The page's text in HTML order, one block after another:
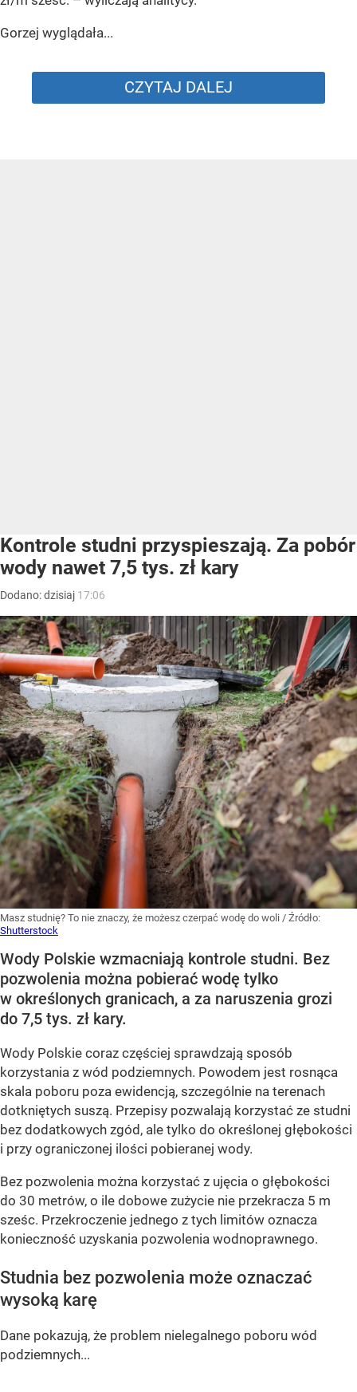
Gorzej wyglądała...
CZYTAJ DALEJ
Kontrole studni przyspieszają. Za pobór
wody nawet 7,5 tys. zł kary
Dodano:dzisiaj 17:06
Masz studnię? To nie znaczy, że możesz czerpać wodę do woli / Źródło:
Shutterstock
Wody Polskie wzmacniają kontrole studni. Bez
pozwolenia można pobierać wodę tylko
w określonych granicach, a za naruszenia grozi
do 7,5 tys. zł kary.
Wody Polskie coraz częściej sprawdzają sposób
korzystania z wód podziemnych. Powodem jest rosnąca
skala poboru poza ewidencją, szczególnie na terenach
dotkniętych suszą. Przepisy pozwalają korzystać ze studni
bez dodatkowych zgód, ale tylko do określonej głębokości
i przy ograniczonej ilości pobieranej wody.
Bez pozwolenia można korzystać z ujęcia o głębokości
do 30 metrów, o ile dobowe zużycie nie przekracza 5 m
sześc. Przekroczenie jednego z tych limitów oznacza
konieczność uzyskania pozwolenia wodnoprawnego.
Studnia bez pozwolenia może oznaczać
wysoką karę
Dane pokazują, że problem nielegalnego poboru wód
podziemnych...